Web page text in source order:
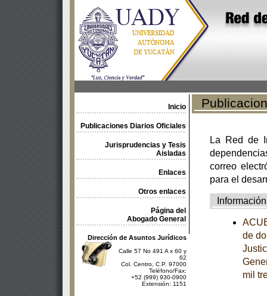
Inicio
Publicaciones Diarios Oficiales
Jurisprudencias y Tesis
Aisladas
Enlaces
Otros enlaces
Página del
Abogado General
Dirección de Asuntos Jurídicos
Calle 57 No 491 A x 60 y
62
Col. Centro, C.P. 97000
Teléfono/Fax:
+52 (999) 930-0900
Extensión: 1151
La Red de
correo
para el
Información
de
mil